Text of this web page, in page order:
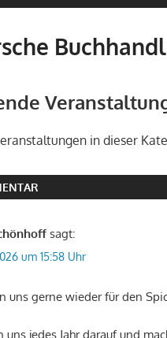
in dieser
sagt:
um 15:58 Uhr
uns gerne wieder für den
uns jedes Jahr darauf und